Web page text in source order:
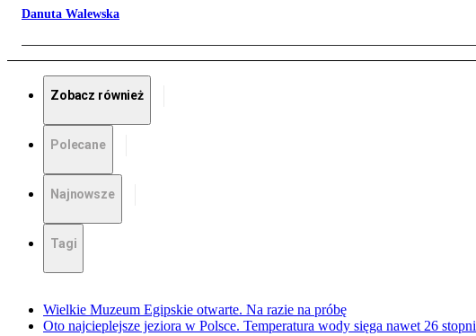
Danuta Walewska
Zobacz również
Polecane
Najnowsze
Tagi
Wielkie Muzeum Egipskie otwarte. Na razie na próbę
Oto najcieplejsze jeziora w Polsce. Temperatura wody sięga nawet 26 stopni